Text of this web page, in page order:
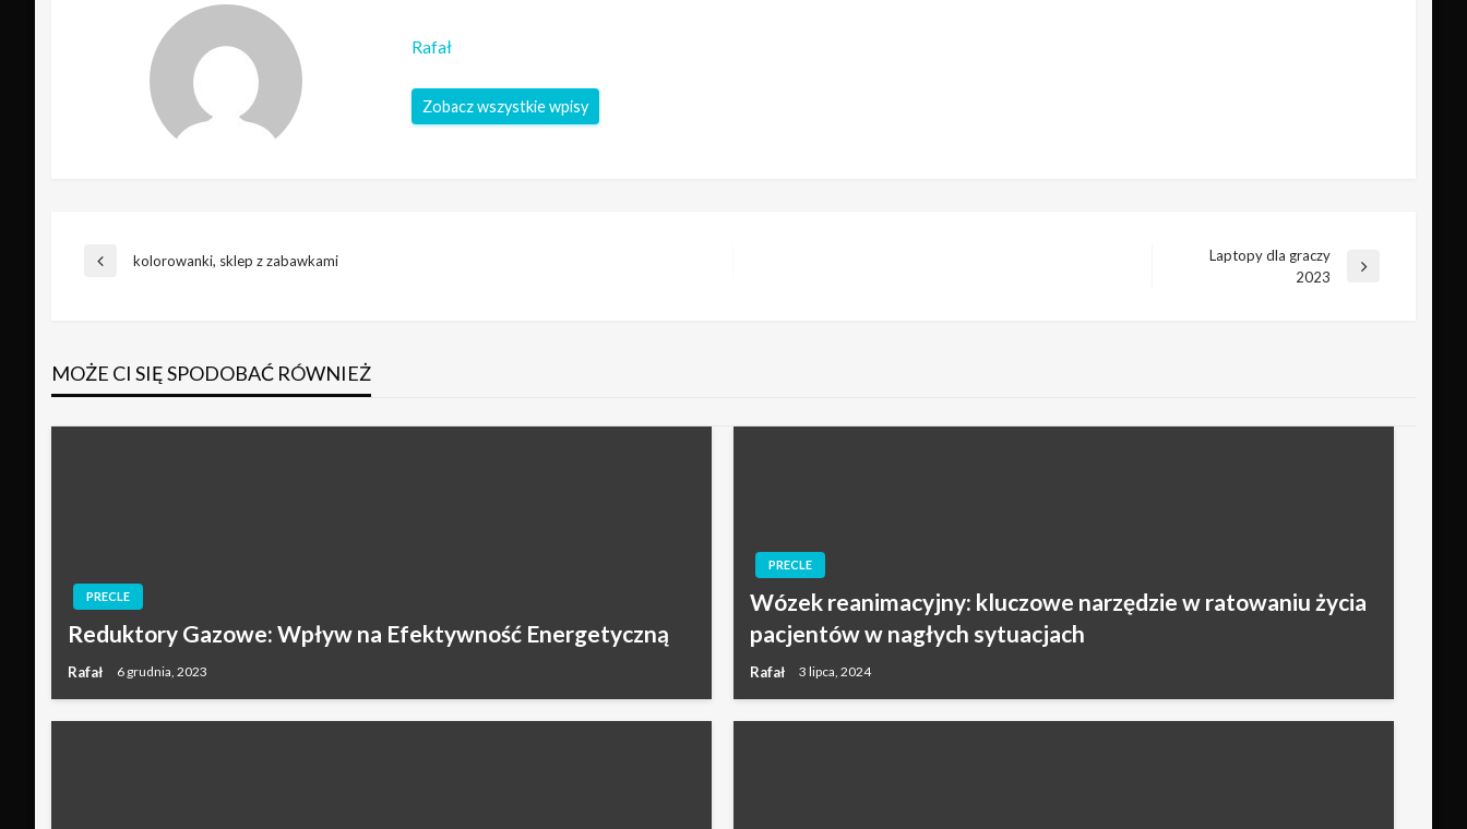
Rafał
Zobacz wszystkie wpisy
Nawigacja
Poprzedni
kolorowanki, sklep z zabawkami
Laptopy dla graczy
2023
MOŻE CI SIĘ SPODOBAĆ RÓWNIEŻ
PRECLE
Reduktory Gazowe: Wpływ na Efektywność Energetyczną
Rafał 6 grudnia, 2023
PRECLE
Wózek reanimacyjny: kluczowe narzędzie w ratowaniu życia
pacjentów w nagłych sytuacjach
Rafał 3 lipca, 2024